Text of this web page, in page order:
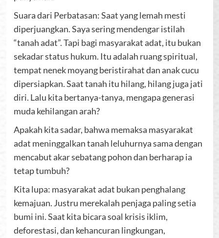
Suara dari Perbatasan: Saat yang lemah mesti
diperjuangkan. Saya sering mendengar istilah
“tanah adat”. Tapi bagi masyarakat adat, itu bukan
sekadar status hukum. Itu adalah ruang spiritual,
tempat nenek moyang beristirahat dan anak cucu
dipersiapkan. Saat tanah itu hilang, hilang juga jati
diri. Lalu kita bertanya-tanya, mengapa generasi
muda kehilangan arah?
Apakah kita sadar, bahwa memaksa masyarakat
adat meninggalkan tanah leluhurnya sama dengan
mencabut akar sebatang pohon dan berharap ia
tetap tumbuh?
Kita lupa: masyarakat adat bukan penghalang
kemajuan. Justru merekalah penjaga paling setia
bumi ini. Saat kita bicara soal krisis iklim,
deforestasi, dan kehancuran lingkungan,